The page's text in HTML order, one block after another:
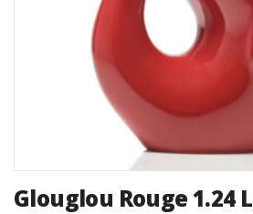
Glouglou Rouge 1.24 L